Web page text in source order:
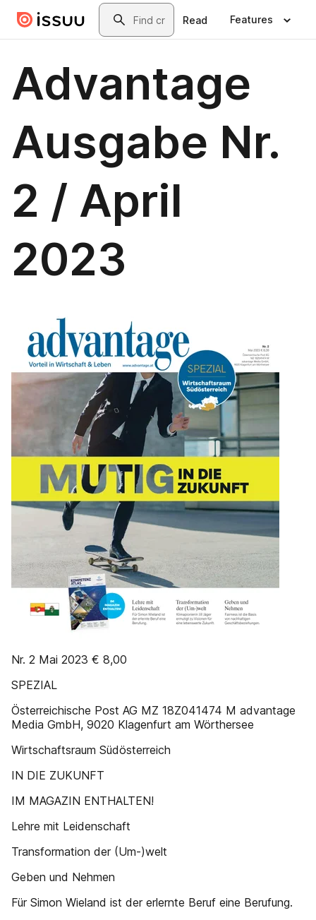
Skip to main contentSearch
Read Features
Advantage
Ausgabe Nr.
2 / April
2023
Nr. 2 Mai 2023 € 8,00
SPEZIAL
Österreichische Post AG MZ 18Z041474 M advantage
Media GmbH, 9020 Klagenfurt am Wörthersee
Wirtschaftsraum Südösterreich
IN DIE ZUKUNFT
IM MAGAZIN ENTHALTEN!
Lehre mit Leidenschaft
Transformation der (Um-)welt
Geben und Nehmen
Für Simon Wieland ist der erlernte Beruf eine Berufung.